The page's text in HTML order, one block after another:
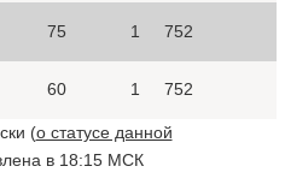
75 1 752
60 1 752
(о статусе данной
в 18:15 МСК